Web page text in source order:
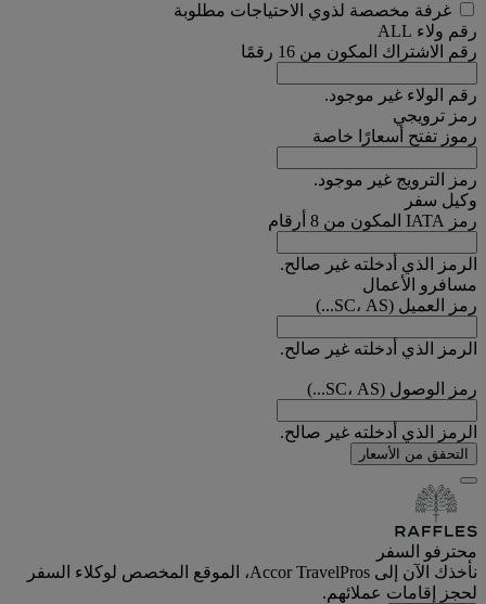
غرفة مخصصة لذوي الاحتياجات مطلوبة
رقم ولاء ALL
رقم الاشتراك المكون من 16 رقمًا
رقم الولاء غير موجود.
رمز ترويجي
رموز تفتح أسعارًا خاصة
رمز الترويج غير موجود.
وكيل سفر
رمز IATA المكون من 8 أرقام
الرمز الذي أدخلته غير صالح.
مسافرو الأعمال
رمز العميل (SC، AS...)
الرمز الذي أدخلته غير صالح.
رمز الوصول (SC، AS...)
الرمز الذي أدخلته غير صالح.
التحقق من الأسعار
محترفو السفر
نأخذك الآن إلى Accor TravelPros، الموقع المخصص لوكلاء السفر
لحجز إقامات عملائهم.